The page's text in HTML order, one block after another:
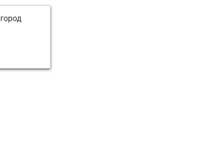
бесплатно)